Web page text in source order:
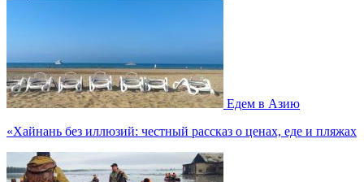
Едем в Азию
«Хайнань без иллюзий: честный рассказ о ценах, еде и пляжах